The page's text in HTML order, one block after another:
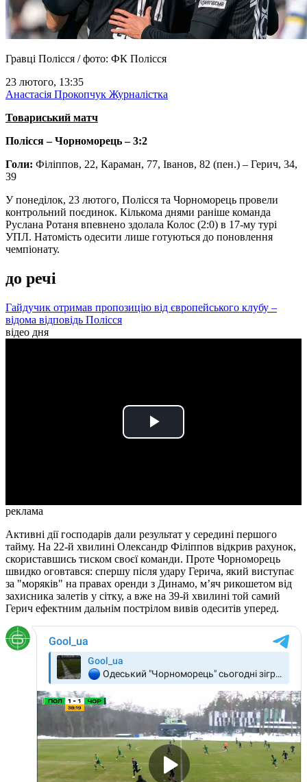
Гравці Полісся / фото: ФК Полісся
23 лютого, 13:35
Анастасія Прокопчук Журналістка
Товариський матч
Полісся – Чорноморець – 3:2
Голи: Філіппов, 22, Караман, 77, Іванов, 82 (пен.) – Герич, 34,
39
У понеділок, 23 лютого, Полісся та Чорноморець провели
контрольний поєдинок. Кількома днями раніше команда
Руслана Ротаня впевнено здолала Колос (2:0) в 17-му турі
УПЛ. Натомість одесити лише готуються до поновлення
чемпіонату.
до речі
Гайдучик отримав пропозицію від європейського клубу –
відома відповідь Полісся
відео дня
Play
реклама
Активні дії господарів дали результат у середині першого
тайму. На 22-й хвилині Олександр Філіппов відкрив рахунок,
скориставшись тиском своєї команди. Проте Чорноморець
швидко оговтався: спершу після удару Герича, який виступає
за "моряків" на правах оренди з Динамо, м’яч рикошетом від
захисника залетів у сітку, а вже на 39-й хвилині той самий
Герич ефектним дальнім пострілом вивів одеситів уперед.